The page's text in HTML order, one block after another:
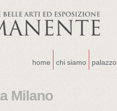
home chi siamo palazzo
Milano